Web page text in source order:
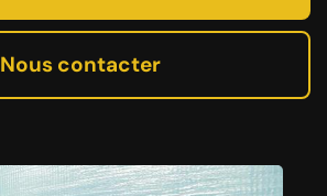
Nous contacter